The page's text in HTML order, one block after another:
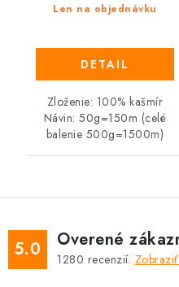
Len na objednávku
DETAIL
Zloženie: 100% kašmír
Návin: 50g=150m (celé
balenie 500g=1500m)
5.0 Overené
1280 recenzií.